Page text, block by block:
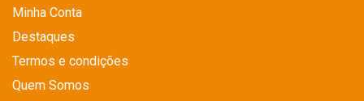
Minha Conta
Destaques
Termos e condições
Quem Somos